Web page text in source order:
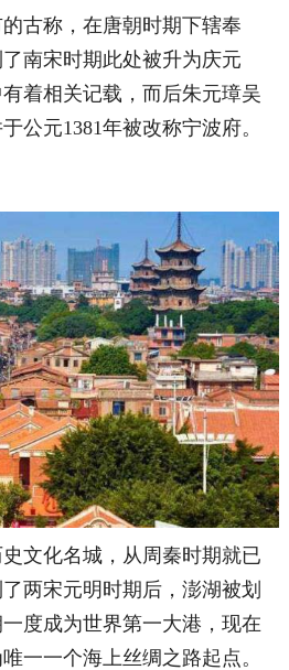
古称， 在唐朝时期下辖奉
南宋时期此处被升为庆元
着相关记载，而后朱元璋吴
公元1381年被改称宁波府。
化名城，从周秦时期就已
两宋元明时期后，澎湖被划
度成为世界第一大港，现在
一一个海上丝绸之路起点。